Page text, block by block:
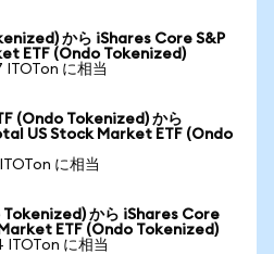
から iShares Core S&P
ETF (Ondo Tokenized)
ITOTon に相当
(Ondo Tokenized) から
US Stock Market ETF (Ondo
に相当
Tokenized) から iShares Core
ETF (Ondo Tokenized)
ITOTon に相当